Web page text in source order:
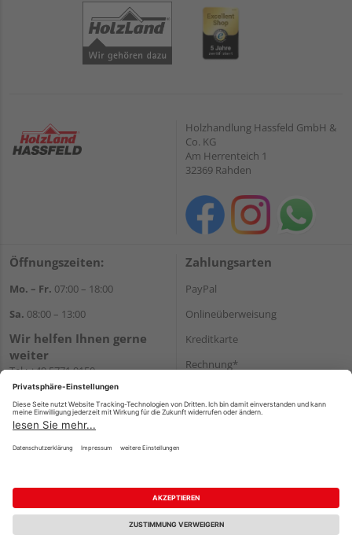
Holzhandlung Hassfeld GmbH &
Co. KG
Am Herrenteich 1
32369 Rahden
Öffnungszeiten:
Mo. – Fr. 07:00 – 18:00
Sa. 08:00 – 13:00
Wir helfen Ihnen gerne
weiter
Tel.:+49 5771 9150
E-Mail:info@holz-hassfeld.de
WhatsApp
Zahlungsarten
PayPal
Onlineüberweisung
Kreditkarte
Rechnung*
Versand
Impressum AGB Widerruf
Datenschutz
Reservierungsbedingungen
Vertrag widerrufen